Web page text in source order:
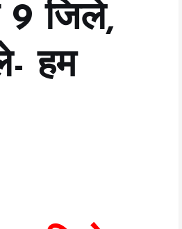
जिले,
हम